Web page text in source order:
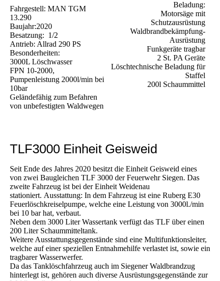
Fahrgestell: MAN TGM
13.290
Baujahr:2020
Besatzung: 1/2
Antrieb: Allrad 290 PS
Besonderheiten:
3000L Löschwasser
FPN 10-2000,
Pumpenleistung 2000l/min bei
10bar
Geländefähig zum Befahren
von unbefestigten Waldwegen
Beladung:
Motorsäge mit
Schutzausrüstung
Waldbrandbekämpfung-
Ausrüstung
Funkgeräte tragbar
2 St. PA Geräte
Löschtechnische Beladung für
Staffel
200l Schaummittel
TLF3000 Einheit Geisweid
Seit Ende des Jahres 2020 besitzt die Einheit Geisweid eines
von zwei Baugleichen TLF 3000 der Feuerwehr Siegen. Das
zweite Fahrzeug ist bei der Einheit Weidenau
stationiert. Ausstattung: In dem Fahrzeug ist eine Ruberg E30
Feuerlöschkreiselpumpe, welche eine Leistung von 3000l./min
bei 10 bar hat, verbaut.
Neben dem 3000 Liter Wassertank verfügt das TLF über einen
200 Liter Schaummitteltank.
Weitere Ausstattungsgegenstände sind eine Multifunktionsleiter,
welche auf einer speziellen Entnahmehilfe verlastet ist, sowie ein
tragbarer Wasserwerfer.
Da das Tanklöschfahrzeug auch im Siegener Waldbrandzug
hinterlegt ist, gehören auch diverse Ausrüstungsgegenstände zur